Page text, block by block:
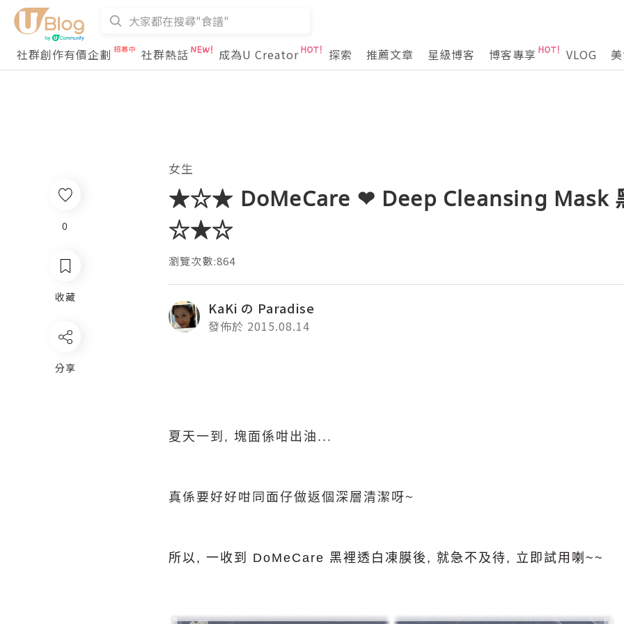
社群創作有價企劃 社群熱話 成為U Creator 探索 推薦文章 星級博客 博客專享 VLOG
0
收藏
分享
女生
★☆★ DoMeCare ❤ Deep Cleansing Mask
☆★☆
瀏覽次數:864
KaKi の Paradise
發佈於 2015.08.14
夏天一到, 塊面係咁出油...
真係要好好咁同面仔做返個深層清潔呀~
所以, 一收到 DoMeCare 黑裡透白凍膜後, 就急不及待, 立即試用喇~~